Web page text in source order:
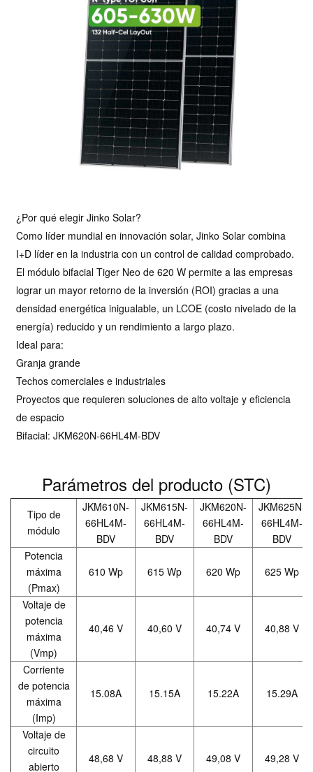
¿Por qué elegir Jinko Solar?
Como líder mundial en innovación solar, Jinko Solar combina
I+D líder en la industria con un control de calidad comprobado.
El módulo bifacial Tiger Neo de 620 W permite a las empresas
lograr un mayor retorno de la inversión (ROI) gracias a una
densidad energética inigualable, un LCOE (costo nivelado de la
energía) reducido y un rendimiento a largo plazo.
Ideal para:
Granja grande
Techos comerciales e industriales
Proyectos que requieren soluciones de alto voltaje y eficiencia
de espacio
Bifacial: JKM620N-66HL4M-BDV
Parámetros del producto (STC)
Tipo de
módulo
JKM610N-
66HL4M-
BDV
JKM615N-
66HL4M-
BDV
JKM620N-
66HL4M-
BDV
JKM625N-
66HL4M-
BDV
Potencia
máxima
(Pmax)
610 Wp 615 Wp 620 Wp 625 Wp
Voltaje de
potencia
máxima
(Vmp)
40,46 V 40,60 V 40,74 V 40,88 V
Corriente
de potencia
máxima
(Imp)
15.08A 15.15A 15.22A 15.29A
Voltaje de
circuito
abierto
48,68 V 48,88 V 49,08 V 49,28 V